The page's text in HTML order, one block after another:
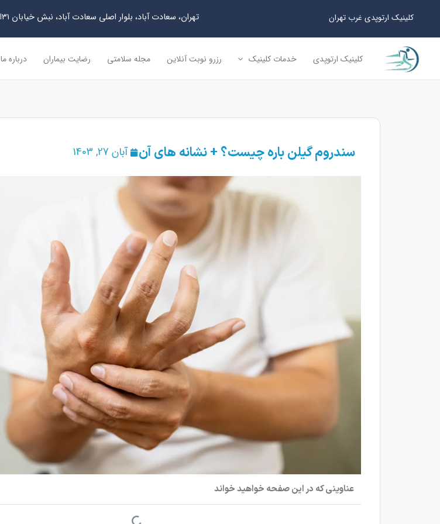
محتوا
کلینیک ارتوپدی غرب تهران تهران، سعادت آباد، بلوار اصلی سعادت آباد، نبش خیابان ۳۱ام (جندانی)، پلاک ۱، طبقه چهارم
کلینیک ارتوپدی خدمات کلینیک رزرو نوبت آنلاین مجله سلامتی رضایت بیماران درباره ما
سندروم گیلن باره چیست؟ + نشانه های آن آبان 27, 1403
عناوینی که در این صفحه خواهید خواند